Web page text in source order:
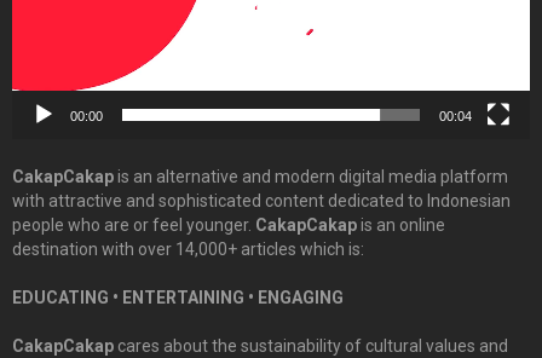
00:00 00:04
CakapCakapis an alternative and modern digital media platform
with attractive and sophisticated content dedicated to Indonesian
people who are or feel younger. CakapCakapis an online
destination with over 14,000+ articles which is:
EDUCATING • ENTERTAINING • ENGAGING
CakapCakap cares about the sustainability of cultural values and